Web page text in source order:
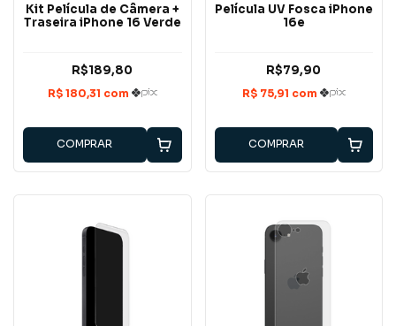
Kit Película de Câmera +
Traseira iPhone 16 Verde
R$189,80
COMPRAR
Película UV Fosca iPhone
16e
R$79,90
COMPRAR